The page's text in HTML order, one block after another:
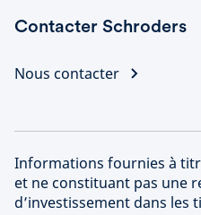
Contacter Schroders
Nous contacter
Informations fournies à
et ne constituant pas une
d’investissement dans les